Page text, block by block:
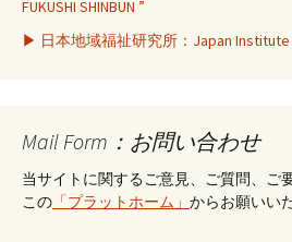
FUKUSHI SHINBUN ”
▶ 日本地域福祉研究所：Japan Institute
Mail Form：お問い合わせ
当サイトに関するご意見、ご質問、ご
この 「プラットホーム」 からお願いい